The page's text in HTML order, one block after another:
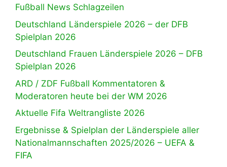
Fußball News Schlagzeilen
Deutschland Länderspiele 2026 – der DFB
Spielplan 2026
Deutschland Frauen Länderspiele 2026 – DFB
Spielplan 2026
ARD / ZDF Fußball Kommentatoren &
Moderatoren heute bei der WM 2026
Aktuelle Fifa Weltrangliste 2026
Ergebnisse & Spielplan der Länderspiele aller
Nationalmannschaften 2025/2026 – UEFA &
FIFA